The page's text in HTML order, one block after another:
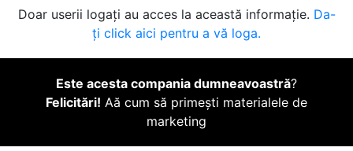
Doar userii logați au acces la această informație. Da-
ți click aici pentru a vă loga.
Este acesta compania dumneavoastră?
Felicitări! Aă cum să primești materialele de
marketing